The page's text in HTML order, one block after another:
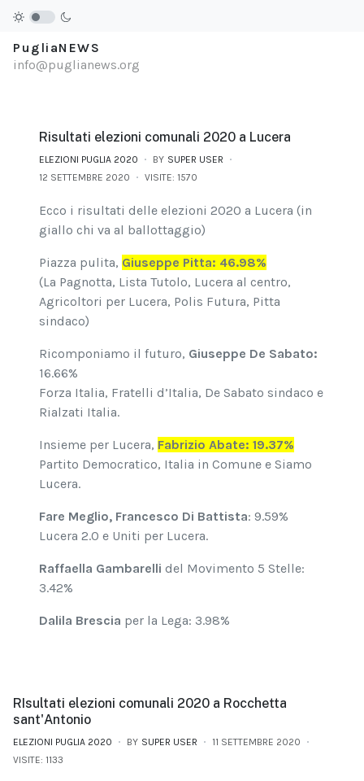
PugliaNEWS
info@puglianews.org
Risultati elezioni comunali 2020 a Lucera
ELEZIONI PUGLIA 2020 BY SUPER USER
12 SETTEMBRE 2020
VISITE: 1570
Ecco i risultati delle elezioni 2020 a Lucera (in
giallo chi va al ballottaggio)
Piazza pulita, Giuseppe Pitta: 46.98%
(La Pagnotta, Lista Tutolo, Lucera al centro,
Agricoltori per Lucera, Polis Futura, Pitta
sindaco)
Ricomponiamo il futuro, Giuseppe De Sabato:
16.66%
Forza Italia, Fratelli d’Italia, De Sabato sindaco e
Rialzati Italia.
Insieme per Lucera, Fabrizio Abate: 19.37%
Partito Democratico, Italia in Comune e Siamo
Lucera.
Fare Meglio, Francesco Di Battista: 9.59%
Lucera 2.0 e Uniti per Lucera.
Raffaella Gambarelli del Movimento 5 Stelle:
3.42%
Dalila Brescia per la Lega: 3.98%
RIsultati elezioni comunali 2020 a Rocchetta
sant'Antonio
ELEZIONI PUGLIA 2020 BY SUPER USER
11 SETTEMBRE 2020
VISITE: 1133